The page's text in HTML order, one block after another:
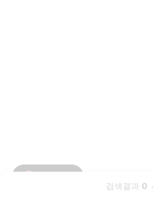
검색결과 0